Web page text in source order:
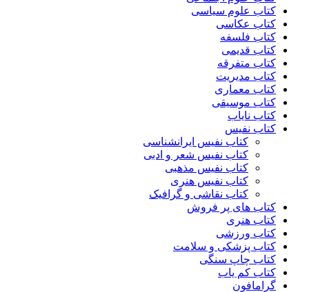
کتاب علوم سیاسی
کتاب عکاسی
کتاب فلسفه
کتاب قدیمی
کتاب متفرقه
کتاب مدیریت
کتاب معماری
کتاب موسیقی
کتاب نایاب
کتاب نفیس
کتاب نفیس ایرانشناسی
کتاب نفیس شعر و ادبی
کتاب نفیس مذهبی
کتاب نفیس هنری
کتاب نقاشی و گرافیک
کتاب های پر فروش
کتاب هنری
کتاب ورزشی
کتاب پزشکی و سلامت
کتاب چاپ سنگی
کتاب کم یاب
گرامافون